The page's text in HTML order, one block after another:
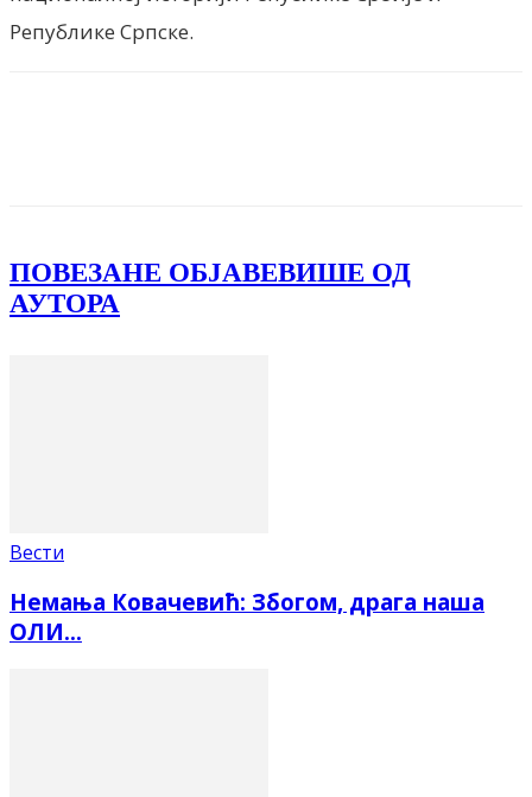
Републике Српске.
ПОВЕЗАНЕ ОБЈАВЕВИШЕ ОД
АУТОРА
Вести
Немања Ковачевић: Збогом, драга наша
ОЛИ…